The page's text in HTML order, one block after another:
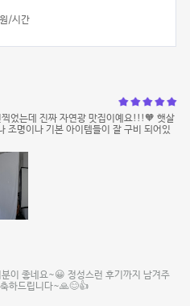
원/시간
었는데 진짜 자연광 맛집이예요!!!🧡 햇살
조명이나 기본 아이템들이 잘 구비 되어있
이 좋네요~😀 정성스런 후기까지 남겨주
하드립니다~🙏😊👍